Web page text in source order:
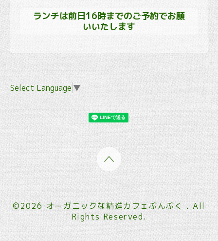
ランチは前日16時までのご予約でお願
いいたします
Select Language ▼
©2026オーガニックな精進カフェぶんぶく. All
Rights Reserved.